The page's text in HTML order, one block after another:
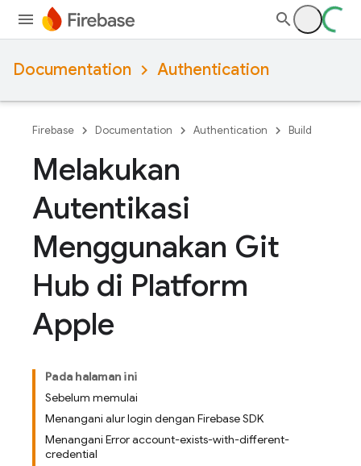
Documentation Authentication
Firebase Documentation Authentication Build
Melakukan
Autentikasi
Menggunakan Git
Hub di Platform
Apple
Pada halaman ini
Sebelum memulai
Menangani alur login dengan Firebase SDK
Menangani Error account-exists-with-different-
credential